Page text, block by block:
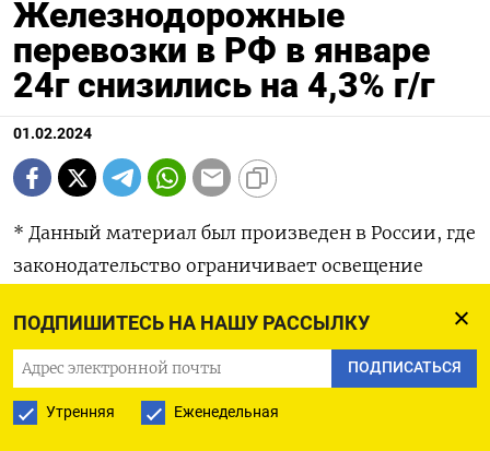
ПОДПИШИТЕСЬ НА НАШУ РАССЫЛКУ
ПОДПИСАТЬСЯ
Утренняя Еженедельная
Железнодорожные
перевозки в РФ в январе
24г снизились на 4,3% г/г
01.02.2024
* Данный материал был произведен в России, где
законодательство ограничивает освещение
фев - Перевозки грузов по железным дорогам РФ
в январе 2024 года снизились на 4,3% до 94,8
миллиона тонн в годовом выражении, сообщила
российская железнодорожная монополия РЖД.